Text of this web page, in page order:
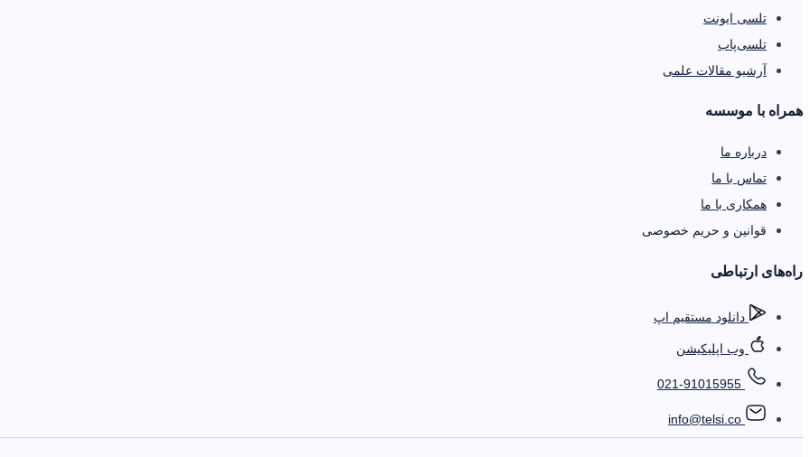
تلسی ایونت
تلسی‌پاب
آرشیو مقالات علمی
همراه با موسسه
درباره ما
تماس با ما
همکاری با ما
قوانین و حریم خصوصی
را‌ه‌های ارتباطی
دانلود مستقیم اپ
وب اپلیکیشن
021-91015955
info@telsi.co